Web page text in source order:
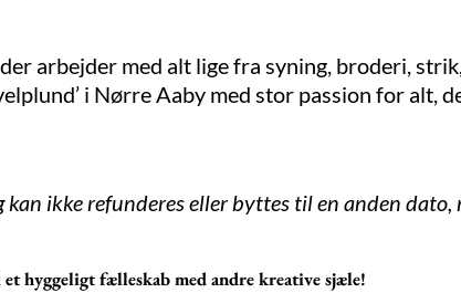
arbejder med alt lige fra syning, broderi,
i Nørre Aaby med stor passion for alt,
ikke refunderes eller byttes til en anden dato,
hyggeligt fælleskab med andre kreative sjæle!